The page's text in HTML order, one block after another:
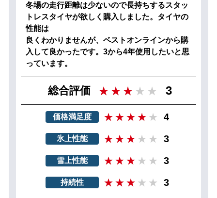
冬場の走行距離は少ないので長持ちするスタッ
トレスタイヤが欲しく購入しました。タイヤの
性能は
良くわかりませんが、ベストオンラインから購
入して良かったです。3から4年使用したいと思
っています。
総合評価 3
価格満足度 4
氷上性能 3
雪上性能 3
持続性 3